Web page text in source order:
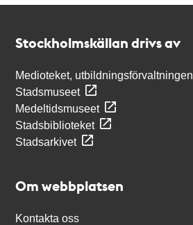
Stockholmskällan drivs av
Medioteket, utbildningsförvaltningen
Stadsmuseet
Medeltidsmuseet
Stadsbiblioteket
Stadsarkivet
Om webbplatsen
Kontakta oss